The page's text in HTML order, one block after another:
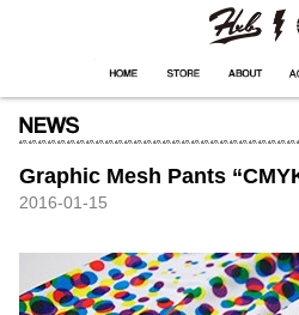
Graphic Mesh Pants
2016-01-15